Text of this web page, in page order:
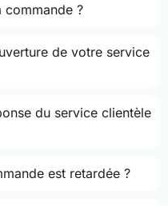
commande ?
de votre service
du service clientèle
est retardée ?